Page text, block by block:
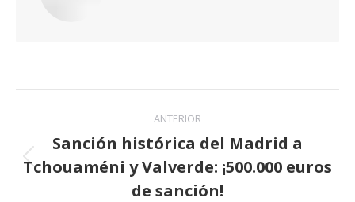
Navegación
entre
publicaciones
ANTERIOR
Publicación
anterior:
Sanción histórica del Madrid a
Tchouaméni y Valverde: ¡500.000 euros
de sanción!